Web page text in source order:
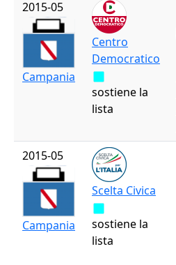
2015-05
Campania
Centro
Democratico
sostiene la
lista
2015-05
Campania
Scelta Civica
sostiene la
lista